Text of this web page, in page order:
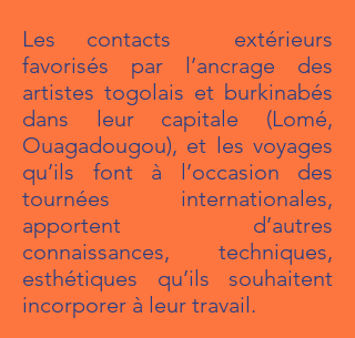
Les contacts extérieurs
favorisés par l’ancrage des
artistes togolais et burkinabés
dans leur capitale (Lomé,
Ouagadougou), et les voyages
qu’ils font à l’occasion des
tournées internationales,
apportent d’autres
connaissances, techniques,
esthétiques qu’ils souhaitent
incorporer à leur travail.